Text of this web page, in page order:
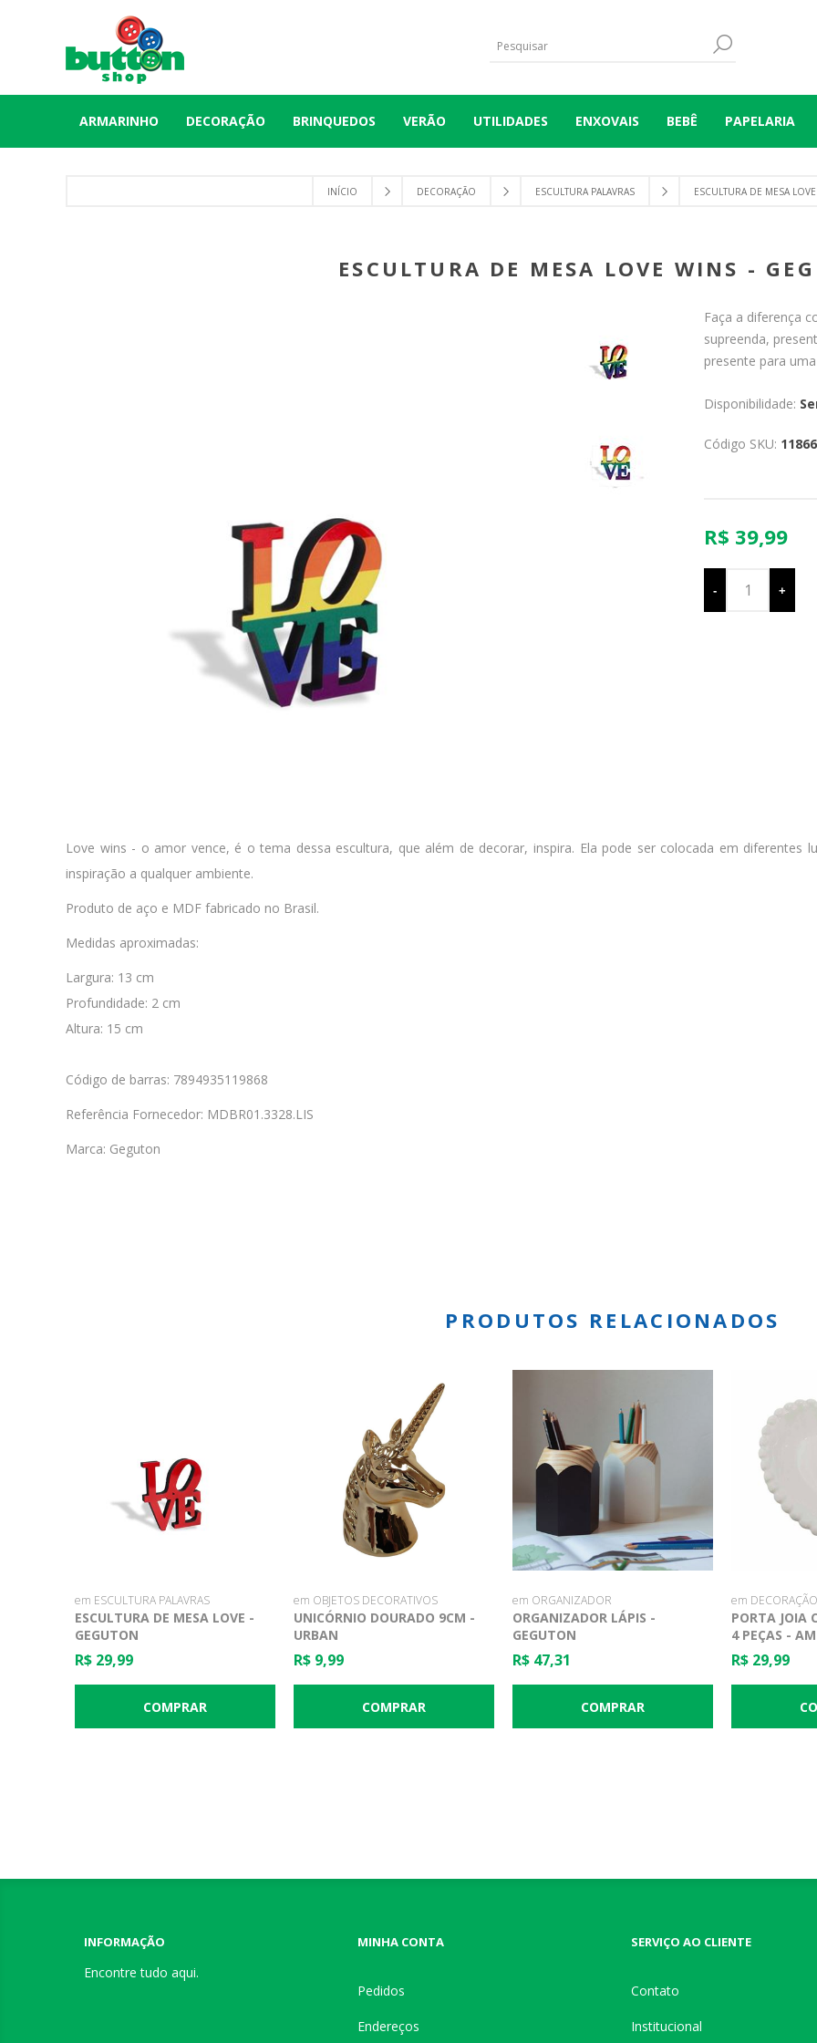
ARMARINHO DECORAÇÃO BRINQUEDOS VERÃO UTILIDADES ENXOVAIS BEBÊ PAPELARIA
INÍCIO DECORAÇÃO ESCULTURA PALAVRAS ESCULTURA DE MESA
ESCULTURA DE MESA LOVE WINS -
Faça a diferença
supreenda,
presente para
Disponibilidade:
Código SKU:
R$ 39,99
- +
Love wins - o amor vence, é o tema dessa escultura, que além de decorar, inspira. Ela pode ser colocada em diferentes
inspiração a qualquer ambiente.
Produto de aço e MDF fabricado no Brasil.
Medidas aproximadas:
Largura: 13 cm
Profundidade: 2 cm
Altura: 15 cm
Código de barras: 7894935119868
Referência Fornecedor: MDBR01.3328.LIS
Marca: Geguton
PRODUTOS RELACIONADOS
em ESCULTURA PALAVRAS
ESCULTURA DE MESA LOVE -
GEGUTON
R$ 29,99
em OBJETOS DECORATIVOS
UNICÓRNIO DOURADO 9CM -
URBAN
R$ 9,99
em ORGANIZADOR
ORGANIZADOR LÁPIS -
GEGUTON
R$ 47,31
em DECORAÇÃO
PORTA JOIA
4 PEÇAS -
R$ 29,99
INFORMAÇÃO
Encontre tudo aqui.
MINHA CONTA
Pedidos
Endereços
SERVIÇO AO CLIENTE
Contato
Institucional